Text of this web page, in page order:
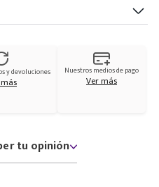
y devoluciones Nuestros medios de pago
Ver más
tu opinión